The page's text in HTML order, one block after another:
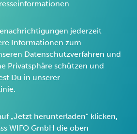
jederzeit
Informationen zum
Datenschutzverfahren und
Privatsphäre schützen und
Du in unserer
„Jetzt herunterladen“ klicken,
WIFO GmbH die oben